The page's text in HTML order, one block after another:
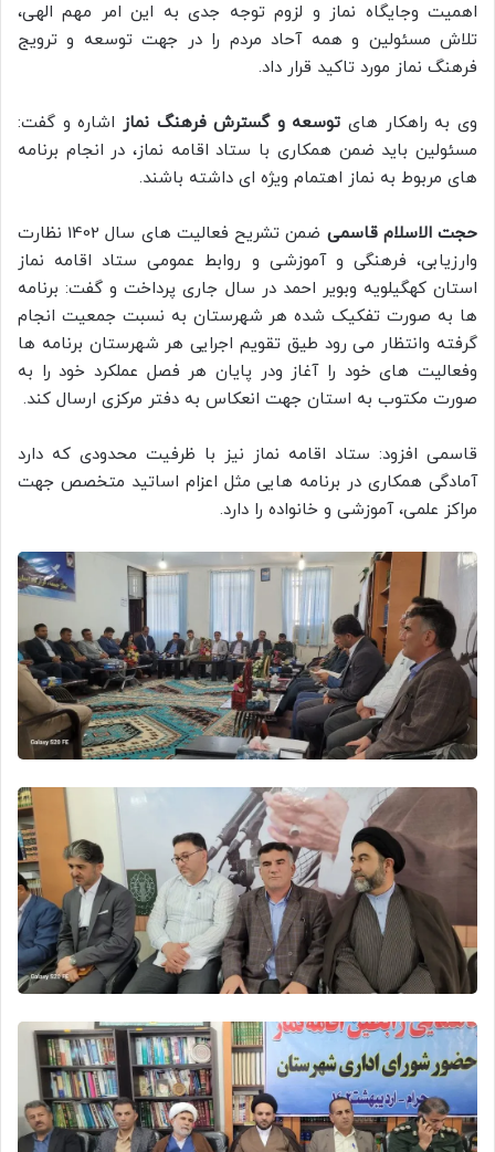
اهمیت وجایگاه نماز و لزوم توجه جدی به این امر مهم الهی،
تلاش مسئولین و همه آحاد مردم را در جهت توسعه و ترویج
فرهنگ نماز مورد تاکید قرار داد.
وی به راهکار هایتوسعه و گسترش فرهنگ نماز اشاره و گفت:
مسئولین باید ضمن همکاری با ستاد اقامه نماز، در انجام برنامه
های مربوط به نماز اهتمام ویژه ای داشته باشند.
حجت الاسلام قاسمی
ضمن تشریح فعالیت های سال 1402 نظارت
وارزیابی، فرهنگی و آموزشی و روابط عمومی ستاد اقامه نماز
استان کهگیلویه وبویر احمد در سال جاری پرداخت و گفت: برنامه
ها به صورت تفکیک شده هر شهرستان به نسبت جمعیت انجام
گرفته وانتظار می رود طیق تقویم اجرایی هر شهرستان برنامه ها
وفعالیت های خود را آغاز ودر پایان هر فصل عملکرد خود را به
صورت مکتوب به استان جهت انعکاس به دفتر مرکزی ارسال کند.
قاسمی افزود: ستاد اقامه نماز نیز با ظرفیت محدودی که دارد
آمادگی همکاری در برنامه هایی مثل اعزام اساتید متخصص جهت
مراکز علمی، آموزشی و خانواده را دارد.